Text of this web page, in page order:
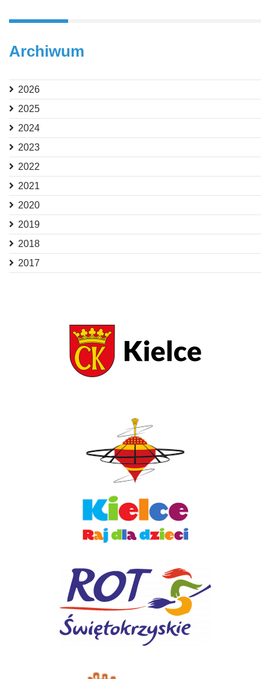
Archiwum
2026
2025
2024
2023
2022
2021
2020
2019
2018
2017